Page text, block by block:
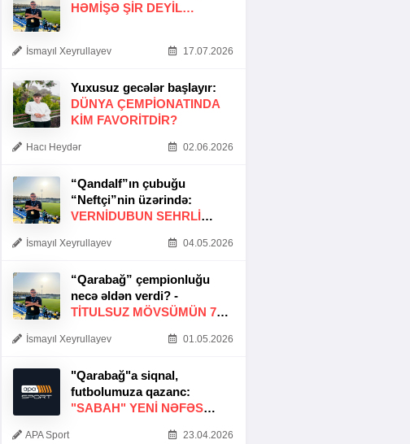
HƏMIŞƏ ŞIR DEYIL…
İsmayıl Xeyrullayev 17.07.2026
Yuxusuz gecələr başlayır:
DÜNYA ÇEMPIONATINDA
KIM FAVORITDIR?
Hacı Heydər 02.06.2026
“Qandalf”ın çubuğu
“Neftçi”nin üzərində:
VERNİDUBUN SEHRLİ
İsmayıl Xeyrullayev 04.05.2026
“Qarabağ” çempionluğu
necə əldən verdi? -
TITULSUZ MÖVSÜMÜN 7
İsmayıl Xeyrullayev 01.05.2026
"Qarabağ"a siqnal,
futbolumuza qazanc:
"SABAH" YENI NƏFƏS
APA Sport 23.04.2026